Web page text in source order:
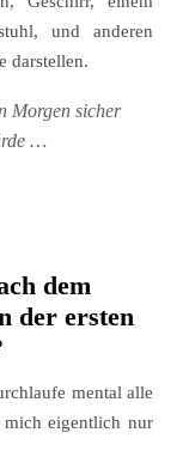
und anderen
darstellen.
Morgen sicher
…
dem
der ersten
mental alle
mich eigentlich nur